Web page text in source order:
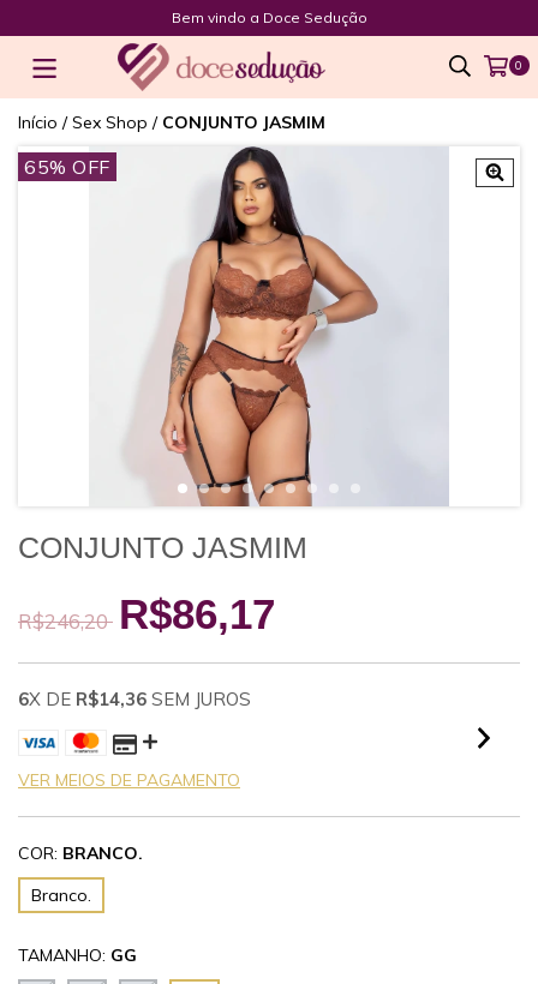
Bem vindo a Doce Sedução
0
Início / Sex Shop / CONJUNTO JASMIM
65% OFF
CONJUNTO JASMIM
R$246,20 R$86,17
6X DE R$14,36 SEM JUROS
VER MEIOS DE PAGAMENTO
COR: BRANCO.
Branco.
TAMANHO: GG